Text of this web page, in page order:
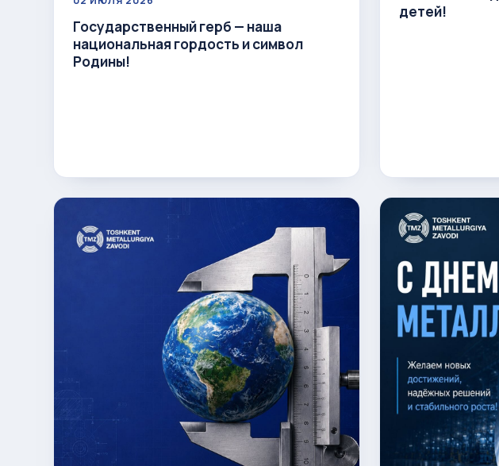
Государственный герб — наша
национальная гордость и символ
Родины!
детей!